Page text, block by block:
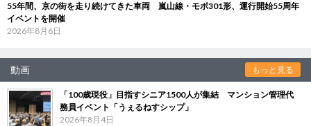
55年間、京の街を走り続けてきた車両 嵐山線・モボ301形、運行開始55周年
イベントを開催
2026年8月6日
動画 もっと見る
「100歳現役」目指すシニア1500人が集結 マンション管理代
務員イベント「うぇるねすシップ」
2026年8月4日